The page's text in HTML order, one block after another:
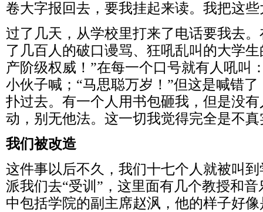
卷大字报回去，要我挂起来读。我把这
过了几天，从学校里打来了电话要我去
了几百人的破口谩骂、狂吼乱叫的大学
产阶级权威！”在每一个口号就有人吼叫
小伙子喊；“马思聪万岁！”但这是喊错
扑过去。有一个人用书包砸我，但是没
动，别无他法。这一切我觉得完全是不
我们被改造
这件事以后不久，我们十七个人就被叫
派我们去“受训”，这里面有几个教授和
中包括学院的副主席赵沨，他的样子好